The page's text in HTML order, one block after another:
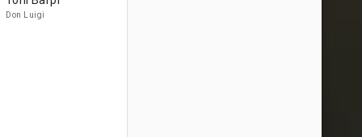
Don Luigi